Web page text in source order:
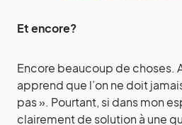
Et encore?
Encore beaucoup de choses.
apprend que l’on ne doit
pas ». Pourtant, si dans mon
clairement de solution à une